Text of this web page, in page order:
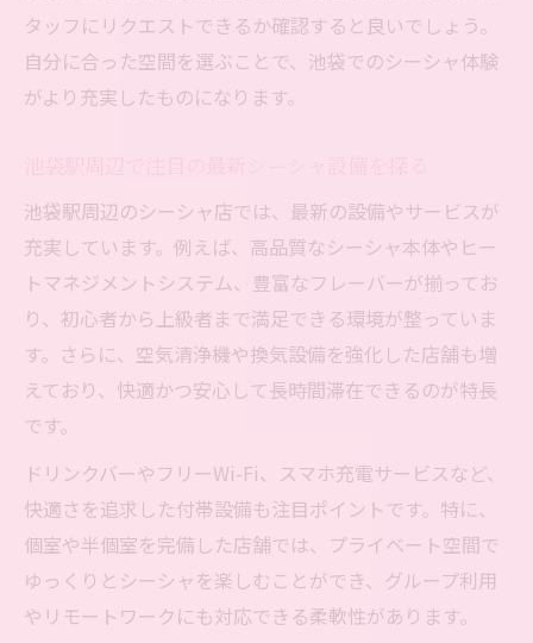
池袋駅周辺で叶うシーシャの理想的なチル
時間
自分らしく過ごせるシーシャ空間のポイン
せる
チルタイムにおすすめの池袋駅シーシャ事
シーシャ好きが語る池袋駅の理想的な過ご
し方
池袋駅エリアで自分に合うシーシャ空間を
雰囲気や滞在しやすさで選ぶシーシャ空間
シーシャ体験を目的別で池袋駅周辺で選ぶ
タッフにリクエストできるか確認すると良いでしょう。
自分に合った空間を選ぶことで、池袋でのシーシャ体験
がより充実したものになります。
池袋駅周辺のシーシャ店では、最新の設備やサービスが
充実しています。例えば、高品質なシーシャ本体やヒー
トマネジメントシステム、豊富なフレーバーが揃ってお
り、初心者から上級者まで満足できる環境が整っていま
す。さらに、空気清浄機や換気設備を強化した店舗も増
えており、快適かつ安心して長時間滞在できるのが特長
です。
ドリンクバーやフリーWi-Fi、スマホ充電サービスなど、
快適さを追求した付帯設備も注目ポイントです。特に、
個室や半個室を完備した店舗では、プライベート空間で
ゆっくりとシーシャを楽しむことができ、グループ利用
やリモートワークにも対応できる柔軟性があります。